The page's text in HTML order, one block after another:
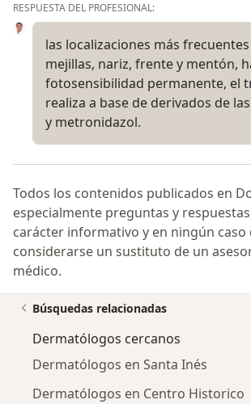
RESPUESTA DEL PROFESIONAL:
las localizaciones más
mejillas, nariz, frente y mentón,
fotosensibilidad permanente, el
realiza a base de derivados de
y metronidazol.
Todos los contenidos publicados en
especialmente preguntas y
carácter informativo y en ningún caso
considerarse un sustituto de un
médico.
Búsquedas relacionadas
Dermatólogos cercanos
Dermatólogos en Santa Inés
Dermatólogos en Centro Historico